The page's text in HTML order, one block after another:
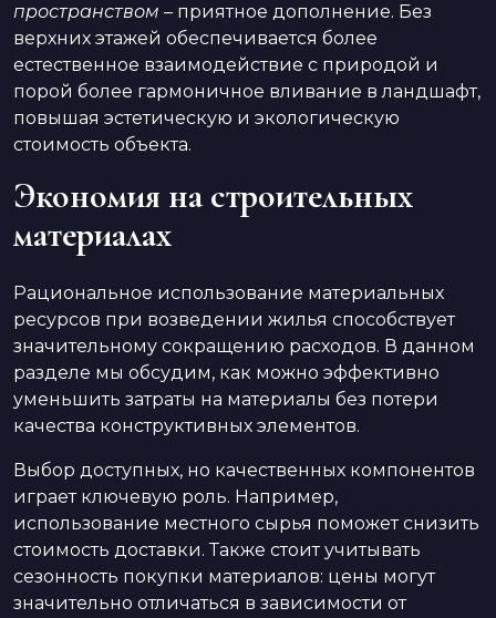
пространством – приятное дополнение. Без
верхних этажей обеспечивается более
естественное взаимодействие с природой и
порой более гармоничное вливание в ландшафт,
повышая эстетическую и экологическую
стоимость объекта.
Экономия на строительных
материалах
Рациональное использование материальных
ресурсов при возведении жилья способствует
значительному сокращению расходов. В данном
разделе мы обсудим, как можно эффективно
уменьшить затраты на материалы без потери
качества конструктивных элементов.
Выбор доступных, но качественных компонентов
играет ключевую роль. Например,
использование местного сырья поможет снизить
стоимость доставки. Также стоит учитывать
сезонность покупки материалов: цены могут
значительно отличаться в зависимости от